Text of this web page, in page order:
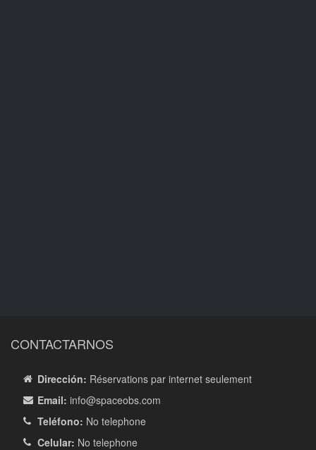
CONTACTARNOS
Dirección: Réservations par internet seulement
Email: info@spaceobs.com
Teléfono: No telephone
Celular: No telephone